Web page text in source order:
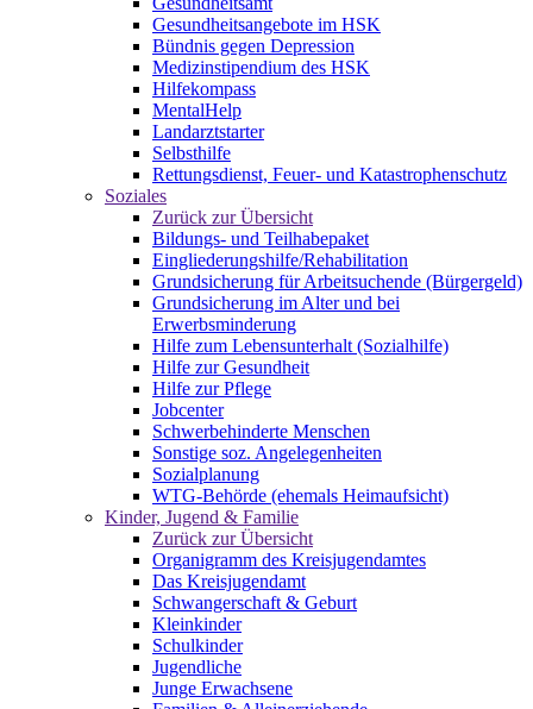
Gesundheitsangebote im HSK
Bündnis gegen Depression
Medizinstipendium des HSK
Hilfekompass
MentalHelp
Landarztstarter
Selbsthilfe
Rettungsdienst, Feuer- und Katastrophenschutz
Soziales
Zurück zur Übersicht
Bildungs- und Teilhabepaket
Eingliederungshilfe/Rehabilitation
Grundsicherung für Arbeitsuchende (Bürgergeld)
Grundsicherung im Alter und bei
Erwerbsminderung
Hilfe zum Lebensunterhalt (Sozialhilfe)
Hilfe zur Gesundheit
Hilfe zur Pflege
Jobcenter
Schwerbehinderte Menschen
Sonstige soz. Angelegenheiten
Sozialplanung
WTG-Behörde (ehemals Heimaufsicht)
Kinder, Jugend & Familie
Zurück zur Übersicht
Organigramm des Kreisjugendamtes
Das Kreisjugendamt
Schwangerschaft & Geburt
Kleinkinder
Schulkinder
Jugendliche
Junge Erwachsene